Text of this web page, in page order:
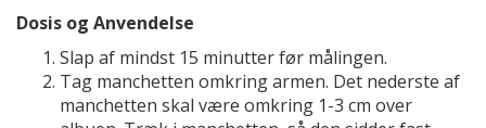
Dosis og Anvendelse
Slap af mindst 15 minutter før målingen.
Tag manchetten omkring armen. Det nederste af
manchetten skal være omkring 1-3 cm over